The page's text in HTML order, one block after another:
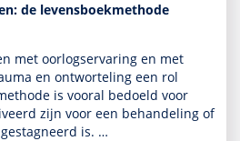
de levensboekmethode
met oorlogservaring en met
en ontworteling een rol
is vooral bedoeld voor
zijn voor een behan­del­ing of
is. …